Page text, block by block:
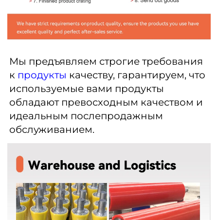
Мы предъявляем строгие требования
к продукты качеству, гарантируем, что
используемые вами продукты
обладают превосходным качеством и
идеальным послепродажным
обслуживанием.